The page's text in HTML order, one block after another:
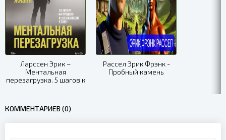
02_07
02_08
03_01
Ларссен Эрик –
Ментальная
перезагрузка. 5 шагов к
Рассел Эрик Фрэнк -
Пробный камень
КОММЕНТАРИЕВ (0)